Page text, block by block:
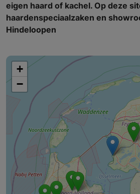
eigen haard of kachel. Op deze
haardenspeciaalzaken en
Hindeloopen
+
−